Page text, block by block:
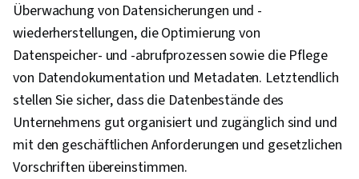
Überwachung von Datensicherungen und -
wiederherstellungen, die Optimierung von
Datenspeicher- und -abrufprozessen sowie die Pflege
von Datendokumentation und Metadaten. Letztendlich
stellen Sie sicher, dass die Datenbestände des
Unternehmens gut organisiert und zugänglich sind und
mit den geschäftlichen Anforderungen und gesetzlichen
Vorschriften übereinstimmen.